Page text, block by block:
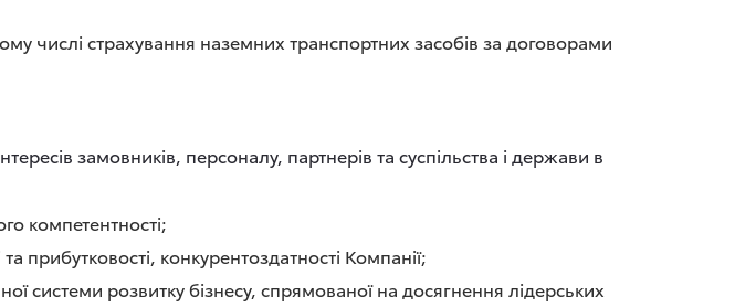
числі страхування наземних транспортних засобів за договорами
замовників, персоналу, партнерів та суспільства і держави в
компетентності;
прибутковості, конкурентоздатності Компанії;
системи розвитку бізнесу, спрямованої на досягнення лідерських